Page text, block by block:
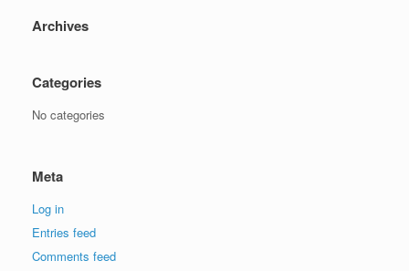
Archives
Categories
No categories
Meta
Log in
Entries feed
Comments feed